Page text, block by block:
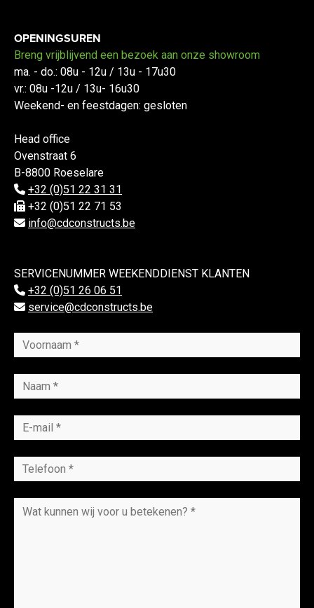
OPENINGSUREN
Breng vrijblijvend een bezoek aan onze showroom
ma. - do.: 08u - 12u / 13u - 17u30
vr.: 08u -12u / 13u- 16u30
Weekend- en feestdagen: gesloten
Head office
Ovenstraat 6
B-8800 Roeselare
+32 (0)51 22 31 31
+32 (0)51 22 71 53
info@cdconstructs.be
SERVICENUMMER WEEKENDDIENST KLANTEN
+32 (0)51 26 06 51
service@cdconstructs.be